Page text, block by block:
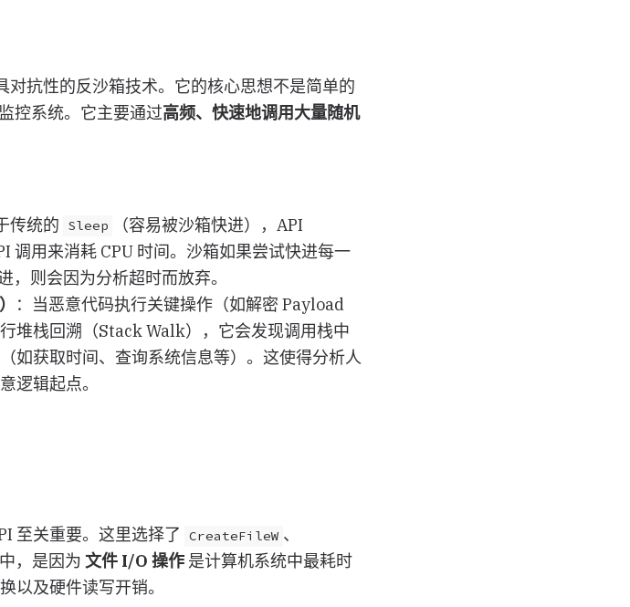
对抗性的反沙箱技术。它的核心思想不是简单的
控系统。它主要通过高频、快速地调用大量随机
传统的 Sleep
（容易被沙箱快进），API
用来消耗 CPU 时间。沙箱如果尝试快进每一
则会因为分析超时而放弃。
：当恶意代码执行关键操作（如解密 Payload
堆栈回溯（Stack Walk），它会发现调用栈中
如获取时间、查询系统信息等）。这使得分析人
逻辑起点。
至关重要。这里选择了 CreateFileW 、
，是因为 文件 I/O 操作 是计算机系统中最耗时
以及硬件读写开销。